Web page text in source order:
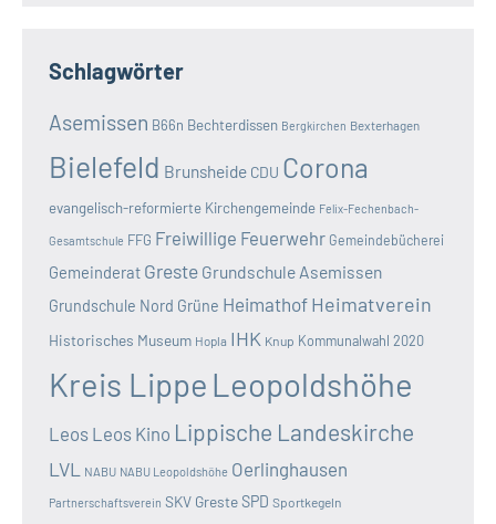
Schlagwörter
Asemissen B66n Bechterdissen Bergkirchen Bexterhagen
Bielefeld Brunsheide CDU Corona
evangelisch-reformierte Kirchengemeinde Felix-Fechenbach-
Gesamtschule FFG Freiwillige Feuerwehr Gemeindebücherei
Gemeinderat Greste Grundschule Asemissen
Grundschule Nord Grüne Heimathof Heimatverein
Historisches Museum Hopla IHK Knup Kommunalwahl 2020
Kreis Lippe Leopoldshöhe
Leos Leos Kino Lippische Landeskirche
LVL NABU NABU Leopoldshöhe Oerlinghausen
Partnerschaftsverein SKV GresteSPD Sportkegeln